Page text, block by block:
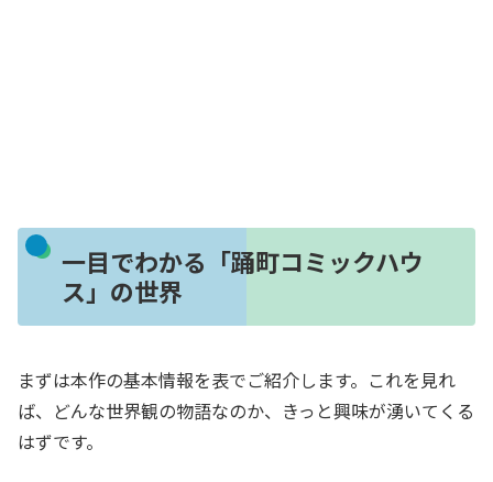
一目でわかる「踊町コミックハウ
ス」の世界
まずは本作の基本情報を表でご紹介します。これを見れ
ば、どんな世界観の物語なのか、きっと興味が湧いてくる
はずです。